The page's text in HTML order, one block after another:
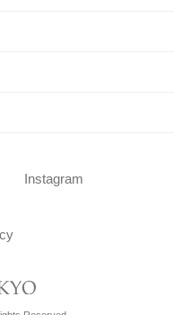
Instagram